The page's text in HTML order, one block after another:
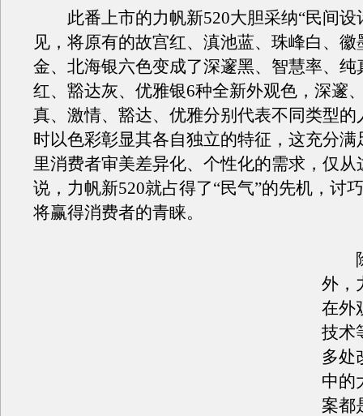
此番上市的力帆新520大胆采纳“民间设
见，将原有的故宫红、滇池蓝、珠峰白、徽
金、北海银六色变成了深邃黑、智慧率、纯
红、豁达灰、优雅银6种全新外观色，深邃
真、激情、豁达、优雅分别代表不同类型的
时以色彩彰显其各自独立的特征，这充分满
里消费者审美差异化、个性化的需求，仅从
说，力帆新520就占得了“民气”的先机，讨
将赢得消费者的青睐。
除
外，
在外
技术
多处
中的
案都